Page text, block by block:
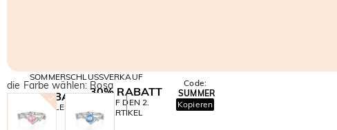
SOMMERSCHLUSSVERKAUF
10% RABATT
AUF ALLES
30% RABATT
AUF DEN 2.
ARTIKEL
Code:
SUMMER
Kopieren
die Farbe wählen: Rosa